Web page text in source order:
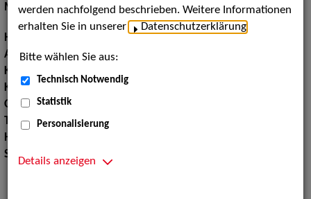
Models / Werbung:Fotomodell, Mannequin
Haarfarbe:
Augenfarbe:blaugrün
Körpergröße:
Konfektionsgröße:
36 38
Oberweite:90
Taille:
63
Hüfte:
Schuhgröße:
38 39
werden nachfolgend beschrieben. Weitere Informationen
erhalten Sie in unserer
Datenschutzerklärung
Bitte wählen Sie aus:
Technisch Notwendig
Statistik
Personalisierung
Details anzeigen